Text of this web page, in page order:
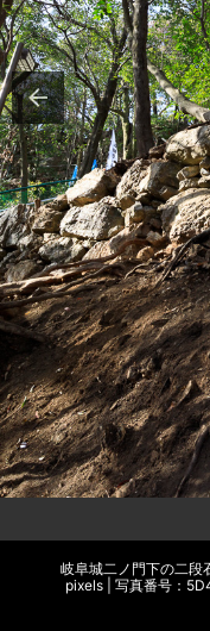
岐阜城二ノ門下の二
pixels | 写真番号：